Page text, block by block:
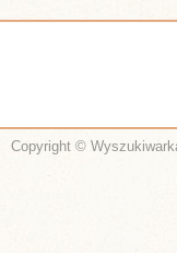
Copyright ©